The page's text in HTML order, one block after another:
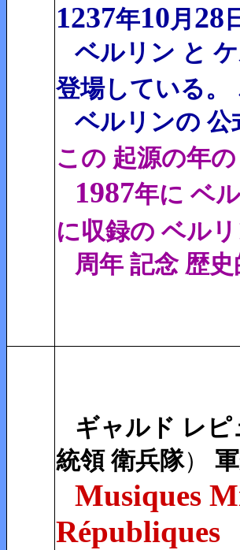
1237年10月 28
ベルリン と
登場している。
ベルリンの 公
この 起源の年の
1987年に ベ
に収録の ベル
周年 記念 歴史
ギャルド レ
統領 衛兵隊）
Musiques
Républiques